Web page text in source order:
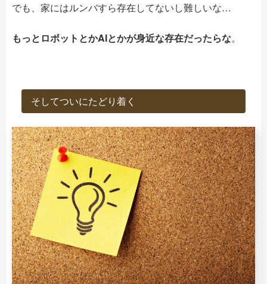
でも、家にはルンバすら存在してないし難しいな…
もっとロボットとかAIとかが身近な存在だったらな。
そしてついにたどり着く